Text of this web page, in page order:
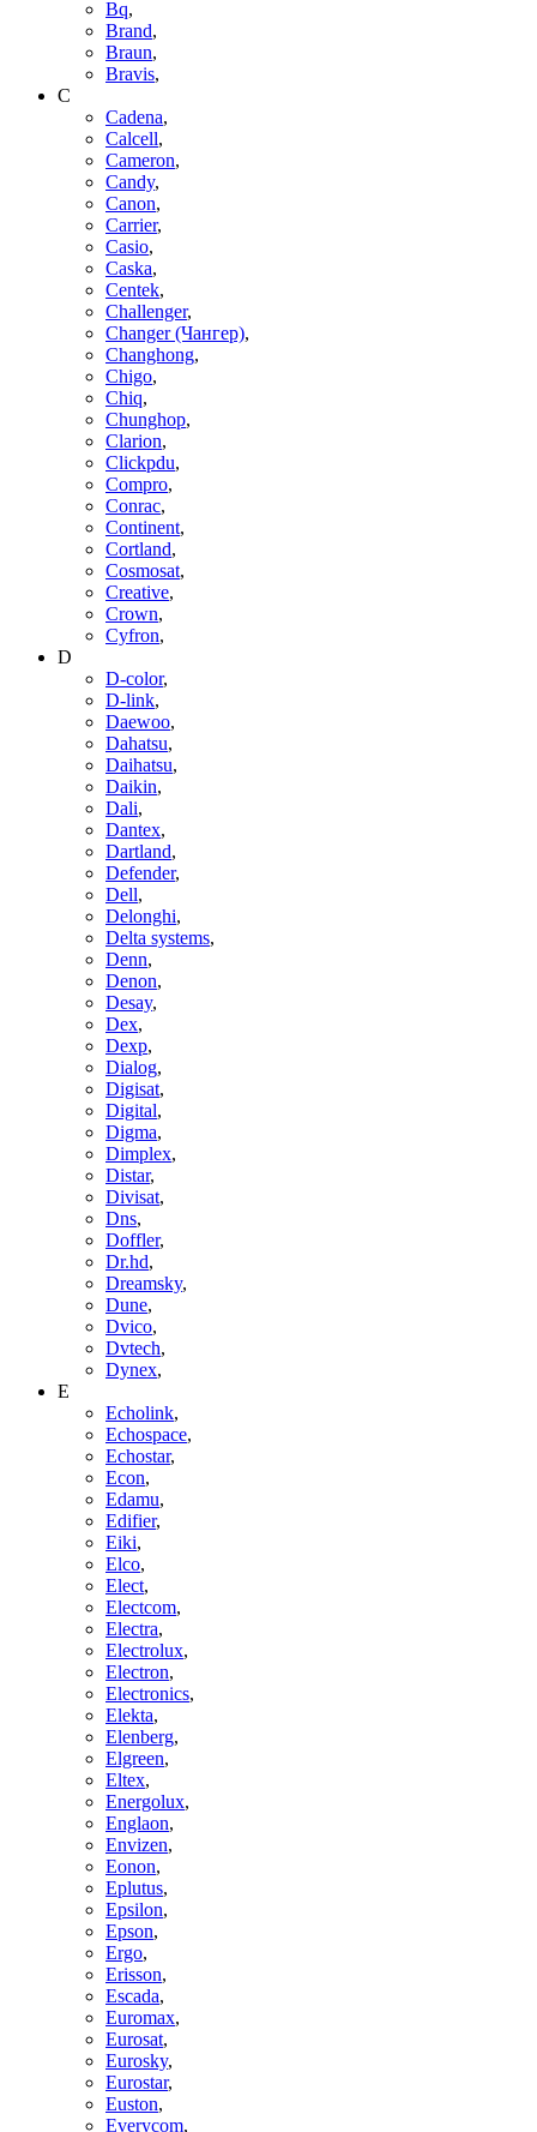
Bq,
Brand,
Braun,
Bravis,
C
Cadena,
Calcell,
Cameron,
Candy,
Canon,
Carrier,
Casio,
Caska,
Centek,
Challenger,
Changer (Чангер),
Changhong,
Chigo,
Chiq,
Chunghop,
Clarion,
Clickpdu,
Compro,
Conrac,
Continent,
Cortland,
Cosmosat,
Creative,
Crown,
Cyfron,
D
D-color,
D-link,
Daewoo,
Dahatsu,
Daihatsu,
Daikin,
Dali,
Dantex,
Dartland,
Defender,
Dell,
Delonghi,
Delta systems,
Denn,
Denon,
Desay,
Dex,
Dexp,
Dialog,
Digisat,
Digital,
Digma,
Dimplex,
Distar,
Divisat,
Dns,
Doffler,
Dr.hd,
Dreamsky,
Dune,
Dvico,
Dvtech,
Dynex,
E
Echolink,
Echospace,
Echostar,
Econ,
Edamu,
Edifier,
Eiki,
Elco,
Elect,
Electcom,
Electra,
Electrolux,
Electron,
Electronics,
Elekta,
Elenberg,
Elgreen,
Eltex,
Energolux,
Englaon,
Envizen,
Eonon,
Eplutus,
Epsilon,
Epson,
Ergo,
Erisson,
Escada,
Euromax,
Eurosat,
Eurosky,
Eurostar,
Euston,
Everycom,